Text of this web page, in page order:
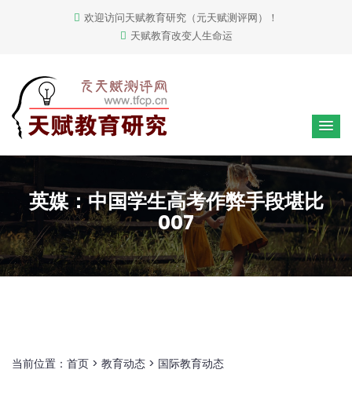
欢迎访问天赋教育研究（元天赋测评网）！
天赋教育改变人生命运
英媒：中国学生高考作弊手段堪比
007
当前位置： 首页 > 教育动态 > 国际教育动态